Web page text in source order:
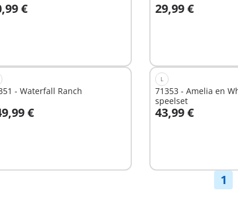
€
In winkelwagen
29,99 €
In winkelwagen
- Waterfall Ranch
€
L
71353 - Amelia en
speelset
43,99 €
1